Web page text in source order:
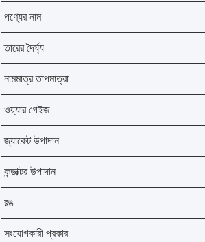
পণ্যের নাম
তারের দৈর্ঘ্য
নামমাত্র তাপমাত্রা
ওয়্যার গেইজ
জ্যাকেট উপাদান
কন্ডাক্টর উপাদান
রঙ
সংযোগকারী প্রকার